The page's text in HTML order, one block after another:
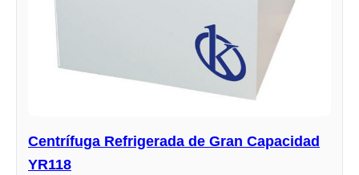
Centrífuga Refrigerada de Gran Capacidad
YR118